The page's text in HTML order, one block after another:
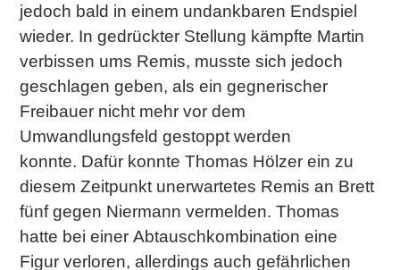
jedoch bald in einem undankbaren Endspiel
wieder. In gedrückter Stellung kämpfte Martin
verbissen ums Remis, musste sich jedoch
geschlagen geben, als ein gegnerischer
Freibauer nicht mehr vor dem
Umwandlungsfeld gestoppt werden
konnte. Dafür konnte Thomas Hölzer ein zu
diesem Zeitpunkt unerwartetes Remis an Brett
fünf gegen Niermann vermelden. Thomas
hatte bei einer Abtauschkombination eine
Figur verloren, allerdings auch gefährlichen